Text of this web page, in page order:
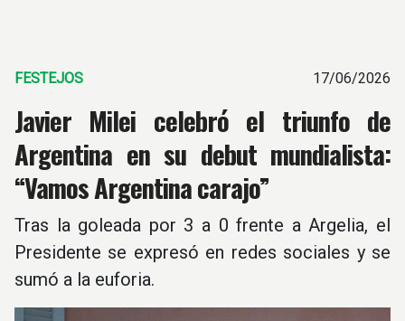
FESTEJOS 17/06/2026
Javier Milei celebró el triunfo de
Argentina en su debut mundialista:
“Vamos Argentina carajo”
Tras la goleada por 3 a 0 frente a Argelia, el
Presidente se expresó en redes sociales y se
sumó a la euforia.